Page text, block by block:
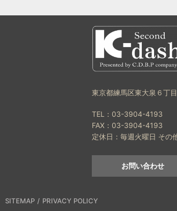
東京都練馬区東大泉６丁
TEL： 03-3904-4193
FAX： 03-3904-4193
定休日：毎週火曜日 その
お問い合わせ
SITEMAP PRIVACY POLICY